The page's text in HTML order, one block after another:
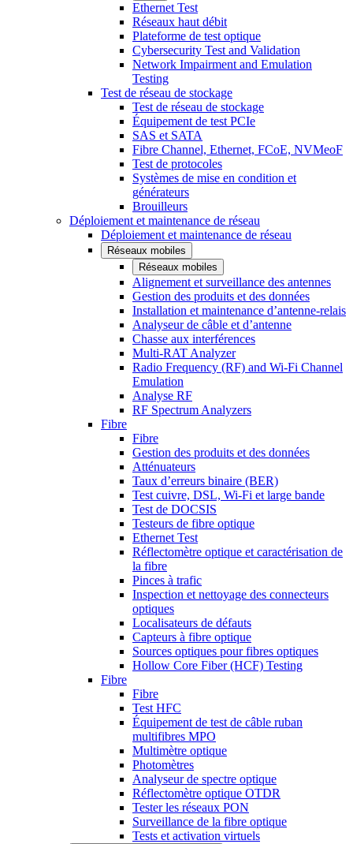
Ethernet Test
Réseaux haut débit
Plateforme de test optique
Cybersecurity Test and Validation
Network Impairment and Emulation
Testing
Test de réseau de stockage
Test de réseau de stockage
Équipement de test PCIe
SAS et SATA
Fibre Channel, Ethernet, FCoE, NVMeoF
Test de protocoles
Systèmes de mise en condition et
générateurs
Brouilleurs
Déploiement et maintenance de réseau
Déploiement et maintenance de réseau
Réseaux mobiles
Réseaux mobiles
Alignement et surveillance des antennes
Gestion des produits et des données
Installation et maintenance d’antenne-relais
Analyseur de câble et d’antenne
Chasse aux interférences
Multi-RAT Analyzer
Radio Frequency (RF) and Wi-Fi Channel
Emulation
Analyse RF
RF Spectrum Analyzers
Fibre
Fibre
Gestion des produits et des données
Atténuateurs
Taux d’erreurs binaire (BER)
Test cuivre, DSL, Wi-Fi et large bande
Test de DOCSIS
Testeurs de fibre optique
Ethernet Test
Réflectomètre optique et caractérisation de
la fibre
Pinces à trafic
Inspection et nettoyage des connecteurs
optiques
Localisateurs de défauts
Capteurs à fibre optique
Sources optiques pour fibres optiques
Hollow Core Fiber (HCF) Testing
Fibre
Fibre
Test HFC
Équipement de test de câble ruban
multifibres MPO
Multimètre optique
Photomètres
Analyseur de spectre optique
Réflectomètre optique OTDR
Tester les réseaux PON
Surveillance de la fibre optique
Tests et activation virtuels